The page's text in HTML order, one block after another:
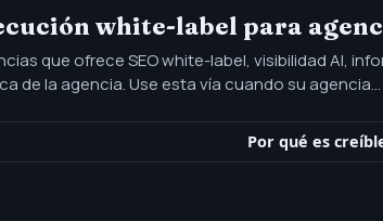
white-label para
que ofrece SEO white-label, visibilidad AI,
de la agencia. Use esta vía cuando su agencia
detrás de su marca.
Por qué es